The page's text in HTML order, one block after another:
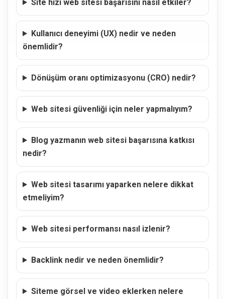
Site hızı web sitesi başarısını nasıl etkiler?
Kullanıcı deneyimi (UX) nedir ve neden
önemlidir?
Dönüşüm oranı optimizasyonu (CRO) nedir?
Web sitesi güvenliği için neler yapmalıyım?
Blog yazmanın web sitesi başarısına katkısı
nedir?
Web sitesi tasarımı yaparken nelere dikkat
etmeliyim?
Web sitesi performansı nasıl izlenir?
Backlink nedir ve neden önemlidir?
Siteme görsel ve video eklerken nelere